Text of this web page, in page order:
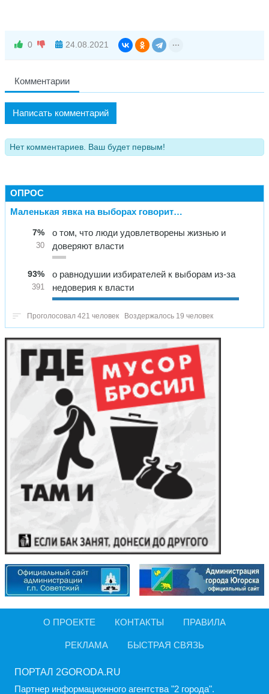
0 24.08.2021
Комментарии
Написать комментарий
Нет комментариев. Ваш будет первым!
ОПРОС
Маленькая явка на выборах говорит…
7%
30
о том, что люди удовлетворены жизнью и
доверяют власти
93%
391
о равнодушии избирателей к выборам из-за
недоверия к власти
Проголосовал 421 человек Воздержалось 19 человек
О ПРОЕКТЕ КОНТАКТЫ ПРАВИЛА
РЕКЛАМА БЫСТРАЯ СВЯЗЬ
ПОРТАЛ 2GORODA.RU
Партнер информационного агентства "2 города".